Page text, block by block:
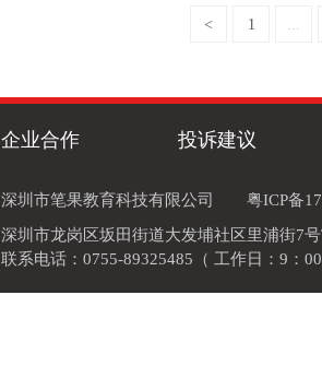
< 1 ...
企业合作 投诉建议
深圳市笔果教育科技有限公司
粤ICP备
深圳市龙岗区坂田街道大发埔社区里浦街7
联系电话：0755-89325485（ 工作日：9：